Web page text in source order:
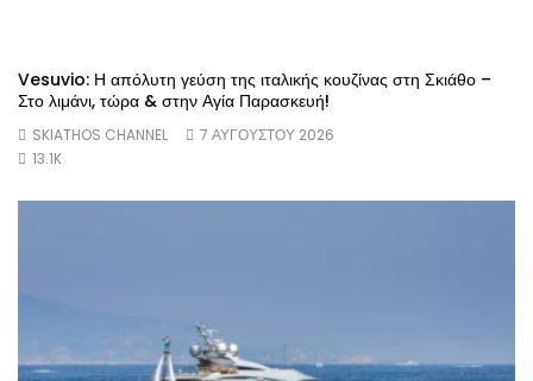
Vesuvio: Η απόλυτη γεύση της ιταλικής κουζίνας στη Σκιάθο –
Στο λιμάνι, τώρα & στην Αγία Παρασκευή!
SKIATHOS CHANNEL
7 ΑΥΓΟΎΣΤΟΥ 2026
13.1K